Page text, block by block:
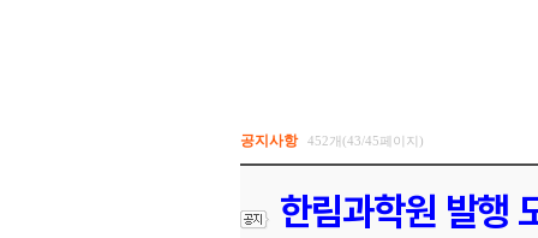
공지사항 452개(43/45페이지)
한림과학원 발행